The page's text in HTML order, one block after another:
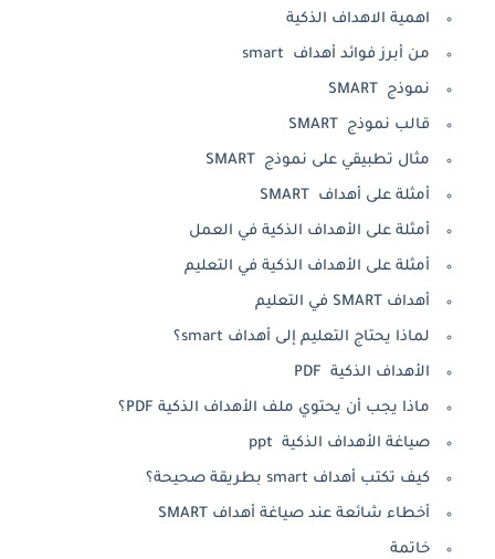
اهمية الاهداف الذكية
من أبرز فوائد أهداف smart
نموذج SMART
قالب نموذج SMART
مثال تطبيقي على نموذج SMART
أمثلة على أهداف SMART
أمثلة على الأهداف الذكية في العمل
أمثلة على الأهداف الذكية في التعليم
أهداف SMART في التعليم
لماذا يحتاج التعليم إلى أهداف smart؟
الأهداف الذكية PDF
ماذا يجب أن يحتوي ملف الأهداف الذكية PDF؟
صياغة الأهداف الذكية ppt
كيف تكتب أهداف smart بطريقة صحيحة؟
أخطاء شائعة عند صياغة أهداف SMART
خاتمة